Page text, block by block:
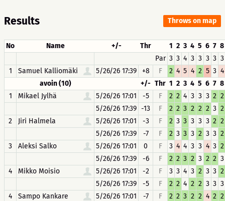
Results Throws on map
No Name +/- Thr 1 2 3 4 5 6 7 8
Par 3 3 4 3 3 3 3 3
1
Samuel Kalliomäki 5/26/26 17:39 +8 F 2 4 5 4 2 5 3 4
avoin (10)
+/- Thr 1 2 3 4 5 6 7 8
1
Mikael Jylhä 5/26/26 17:01 -5 F 2 2 4 3 3 3 2 2
5/26/26 17:39 -13 F 2 2 3 2 2 2 3 2
2
Jiri Halmela 5/26/26 17:01 -3 F 2 3 3 3 3 3 2 2
5/26/26 17:39
-7 F 2 3 3 3 2 3 3 2
3
Aleksi Salko 5/26/26 17:01 0 F 3 4 4 3 3 4 3 2
5/26/26 17:39
-6 F 2 2 3 2 3 2 2 3
4
Mikko Moisio 5/26/26 17:01 -2 F 3 3 4 3 2 3 3 2
5/26/26 17:39
-5 F 2 2 4 2 2 3 3 3
4
Sampo Kankare 5/26/26 17:01 -7 F 2 2 3 2 2 4 2 2